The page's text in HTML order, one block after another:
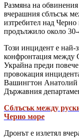
Размяна на
вчерашния сблъсък
изтребител над
продължило около
Този инцидент е най-
конфронтация между
Украйна преди
провокация
Вашингтон Анатолий
Държавния
Сблъсък между
Черно море
Дронът е излетял